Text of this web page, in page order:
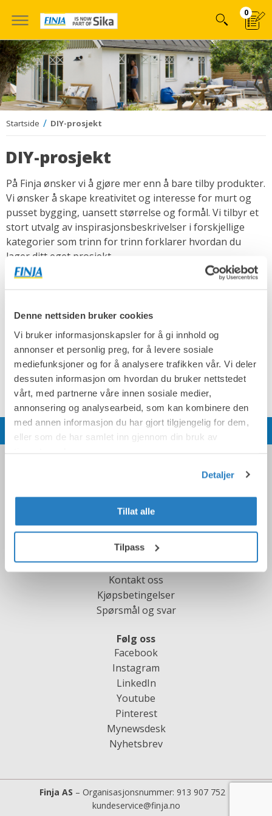
Denne nettsiden bruker cookies
Vi bruker informasjonskapsler for å gi innhold og
annonser et personlig preg, for å levere sosiale
mediefunksjoner og for å analysere trafikken vår. Vi deler
dessuten informasjon om hvordan du bruker nettstedet
vårt, med partnerne våre innen sosiale medier,
annonsering og analysearbeid, som kan kombinere den
med annen informasjon du har gjort tilgjengelig for dem,
eller som de har samlet inn gjennom din bruk av
Detaljer
Tillat alle
Tilpass
innehÃ¥llet
0
Startside DIY-prosjekt
DIY-prosjekt
På Finja ønsker vi å gjøre mer enn å bare tilby produkter.
Vi ønsker å skape kreativitet og interesse for murt og
pusset bygging, uansett størrelse og formål. Vi tilbyr et
stort utvalg av inspirasjonsbeskrivelser i forskjellige
kategorier som trinn for trinn forklarer hvordan du
lager ditt eget prosjekt.
betonginspirasjon.
Sortere Filter
Jobb hos oss
Bærekraft
Cookies
Kundeservice
Kontakt oss
Kjøpsbetingelser
Spørsmål og svar
Følg oss
Facebook
Instagram
LinkedIn
Youtube
Pinterest
Mynewsdesk
Nyhetsbrev
Finja AS – Organisasjonsnummer: 913 907 752 |
kundeservice@finja.no